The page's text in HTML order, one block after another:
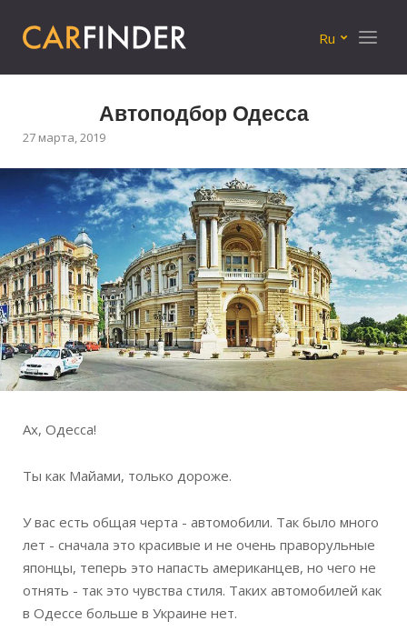
Ru Меню
Автоподбор Одесса
27 марта, 2019
Ах, Одесса!
Ты как Майами, только дороже.
У вас есть общая черта - автомобили. Так было много
лет - сначала это красивые и не очень праворульные
японцы, теперь это напасть американцев, но чего не
отнять - так это чувства стиля. Таких автомобилей как
в Одессе больше в Украине нет.